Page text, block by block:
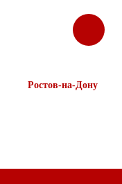
ЗАКАЗАТЬ
ЗВОНОК
Ростов-на-Дону